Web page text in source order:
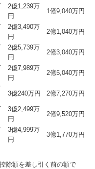
2億1,239万
円
1億9,040万円
2億3,490万
円
2億1,040万円
2億5,739万
円
2億3,040万円
2億7,989万
円
2億5,040万円
3億240万円 2億7,270万円
3億2,499万
円
2億9,520万円
3億4,999万
円
3億1,770万円
除額を差し引く前の額で